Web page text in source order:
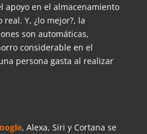
apoyo en el almacenamiento
Y, ¿lo mejor?, la
son automáticas,
considerable en el
persona gasta al realizar
, Alexa, Siri y Cortana se